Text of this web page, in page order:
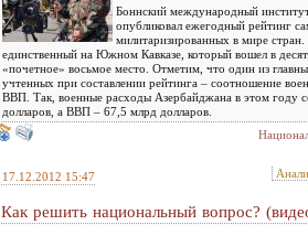
Боннский международный
опубликовал ежегодный рейтинг
милитаризированных в мире
единственный на Южном Кавказе, который вошел в
«почетное» восьмое место. Отметим, что один из
учтенных при составлении рейтинга – соотношение
ВВП. Так, военные расходы Азербайджана в этом году
долларов, а ВВП – 67,5 млрд долларов.
17.12.2012 15:47
Как решить национальный вопрос?